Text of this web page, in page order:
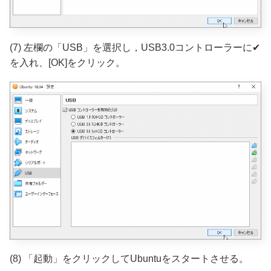
(7) 左欄の「USB」を選択し，USB3.0コントローラーに✔
を入れ、[OK]をクリック。
(8) 「起動」をクリックしてUbuntuをスタートさせる。